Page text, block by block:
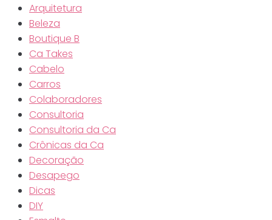
Arquitetura
Beleza
Boutique B
Ca Takes
Cabelo
Carros
Colaboradores
Consultoria
Consultoria da Ca
Crônicas da Ca
Decoração
Desapego
Dicas
DIY